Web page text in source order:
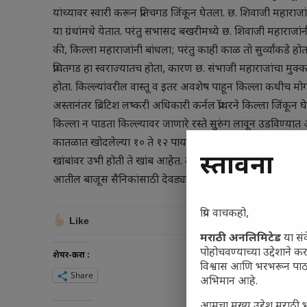
यांच्यावर स्वारी करून प्रतिचगड जिंकून घेतला. छ. शिवाजी
या ग्रंथांमधे येतात. परंतु सभासद बखरीमध्ये छ. शिवाजी
की, किल्ला महाराजांनी बांधला; परंतु काही काळ तो सुर्व्यांकडे
प्रचितगड हा स्वराज्यातच होता, कारण छ. संभाजी महाराजांचा
होता. किल्ल्यांवरील वास्तू व इतर अवशेष पाहून किल्ला कधीच
अस्तानंतर ब्रिटिश लष्करी अधिकारी कर्नल प्रॉथरने किल्ला
किल्ला न पाडता किल्ल्यावर जाणारे रस्ते सुरुंग लावून
कातळात खोदलेल्या १० ते १२ पायऱ्या चढल्यानंतर दरवाजाचे
खांबांवर उभी होती ते खांब आहेत. दरवाजा उत्तराभिमुख असून
आतील बाजूस सैनिकांसाठी देवड्या नाहीत. किल्ल्यात थोड्याच
Like
शेयर-करा :
Share
प्रस्तावना
प्रिय वाचकहो,
मराठी अनलिमिटेडया
पोहोचवण्याच्या उद्देशाने
विश्वास आणि भरभरून
अभिमान आहे.